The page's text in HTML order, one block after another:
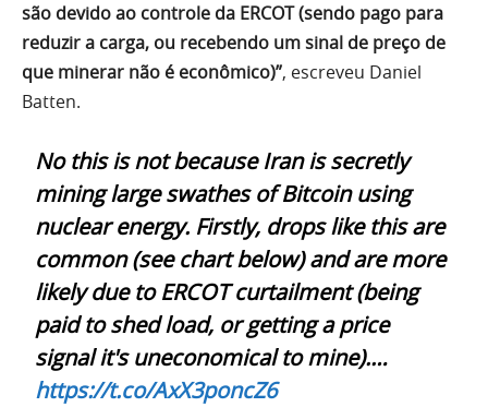
são devido ao controle da ERCOT (sendo pago para
reduzir a carga, ou recebendo um sinal de preço de
que minerar não é econômico)”, escreveu Daniel
Batten.
No this is not because Iran is secretly
mining large swathes of Bitcoin using
nuclear energy. Firstly, drops like this are
common (see chart below) and are more
likely due to ERCOT curtailment (being
paid to shed load, or getting a price
signal it's uneconomical to mine).…
https://t.co/AxX3poncZ6